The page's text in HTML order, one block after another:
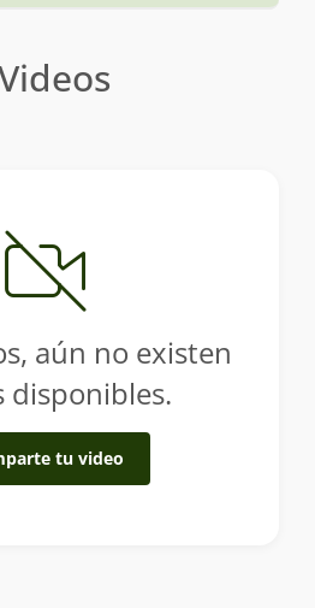
aún no existen
disponibles.
tu video